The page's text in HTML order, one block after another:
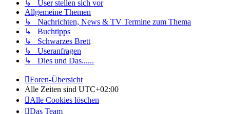
↳ User stellen sich vor
Allgemeine Themen
↳ Nachrichten, News & TV Termine zum Thema
↳ Buchtipps
↳ Schwarzes Brett
↳ Useranfragen
↳ Dies und Das......
Foren-Übersicht
Alle Zeiten sind UTC+02:00
Alle Cookies löschen
Das Team